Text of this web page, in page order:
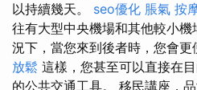
以持續幾天。 seo優化 脹氣 按
往有大型中央機場和其他較小
況下，當您來到後者時，您會更
放鬆 這樣，您甚至可以直接在
的公共交通工具。 移民講座，